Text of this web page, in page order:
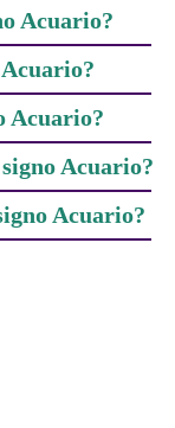
Acuario?
Acuario?
Acuario?
Acuario?